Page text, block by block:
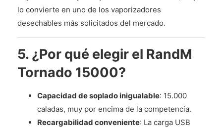
lo convierte en uno de los vaporizadores
desechables más solicitados del mercado.
5. ¿Por qué elegir el RandM
Tornado 15000?
Capacidad de soplado inigualable: 15.000
caladas, muy por encima de la competencia.
Recargabilidad conveniente: La carga USB